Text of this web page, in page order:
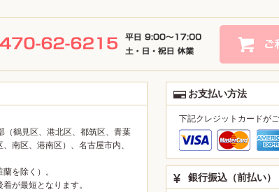
（鶴見区、港北区、都筑区、青葉
南区、港南区）、名古屋市内、
を除く）。
が最短となります。
お支払い方法
下記クレジットカードが
銀行振込（前払い）